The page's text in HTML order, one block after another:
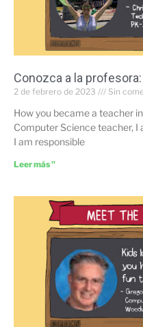
Conozca a la
2 de febrero de 2023 Sin
How you became a teacher
Computer Science teacher, I
I am responsible
Leer más "